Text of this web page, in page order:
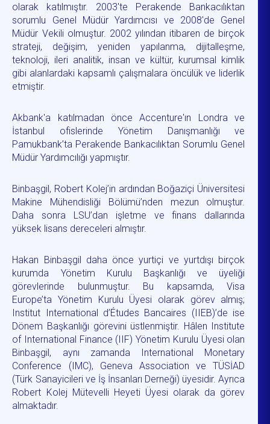
olarak katılmıştır. 2003'te Perakende Bankacılıktan
sorumlu Genel Müdür Yardımcısı ve 2008'de Genel
Müdür Vekili olmuştur. 2002 yılından itibaren de birçok
strateji, değişim, yeniden yapılanma, dijitalleşme,
teknoloji, ileri analitik, insan ve kültür, kurumsal kimlik
gibi alanlardaki kapsamlı çalışmalara öncülük ve liderlik
etmiştir.
Akbank'a katılmadan önce Accenture'ın Londra ve
İstanbul ofislerinde Yönetim Danışmanlığı ve
Pamukbank’ta Perakende Bankacılıktan Sorumlu Genel
Müdür Yardımcılığı yapmıştır.
Binbaşgil, Robert Kolej’in ardından Boğaziçi Üniversitesi
Makine Mühendisliği Bölümü’nden mezun olmuştur.
Daha sonra LSU’dan işletme ve finans dallarında
yüksek lisans dereceleri almıştır.
Hakan Binbaşgil daha önce yurtiçi ve yurtdışı birçok
kurumda Yönetim Kurulu Başkanlığı ve üyeliği
görevlerinde bulunmuştur. Bu kapsamda, Visa
Europe’ta Yönetim Kurulu Üyesi olarak görev almış;
Institut International d’Études Bancaires (IIEB)’de ise
Dönem Başkanlığı görevini üstlenmiştir. Hâlen Institute
of International Finance (IIF) Yönetim Kurulu Üyesi olan
Binbaşgil, aynı zamanda International Monetary
Conference (IMC), Geneva Association ve TÜSİAD
(Türk Sanayicileri ve İş İnsanları Derneği) üyesidir. Ayrıca
Robert Kolej Mütevelli Heyeti Üyesi olarak da görev
almaktadır.